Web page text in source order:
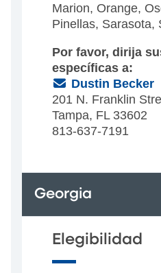
Marion, Orange,
Pinellas, Sarasota,
Por favor, dirija
específicas a:
(Email)
Dustin Becker
201 N. Franklin
Tampa, FL 33602
813-637-7191
Georgia
Elegibilidad